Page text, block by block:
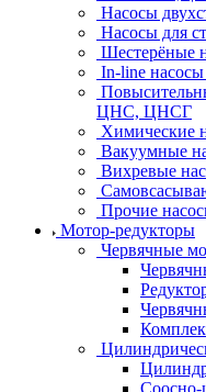
Насосы
Насосы для
In-line
ЦНС, ЦНСГ
Вакуумные
Вихревые
Прочие
Мотор-редукторы
Червячные
Соосно-